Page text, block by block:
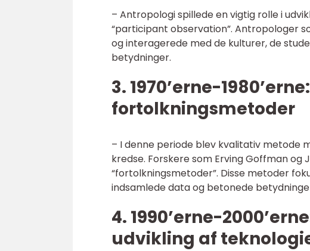
– Antropologi spillede en vigtig rolle i
“participant observation”. Antropologer
og interagerede med de kulturer, de
betydninger.
3. 1970’erne-
fortolkningsmetoder
– I denne periode blev kvalitativ metode
kredse. Forskere som Erving Goffman
“fortolkningsmetoder”. Disse metoder
indsamlede data og betonede
4. 1990’erne-
udvikling af